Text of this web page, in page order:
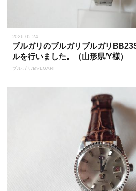
2026.02.24
ブルガリのブルガリブルガリ
ルを行いました。（山形県/Y様）
ブルガリ/BVLGARI